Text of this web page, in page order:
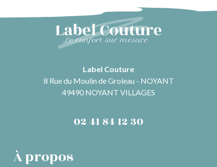
Label Couture
8 Rue du Moulin de Groleau - NOYANT
49490 NOYANT VILLAGES
02 41 84 12 30
À propos